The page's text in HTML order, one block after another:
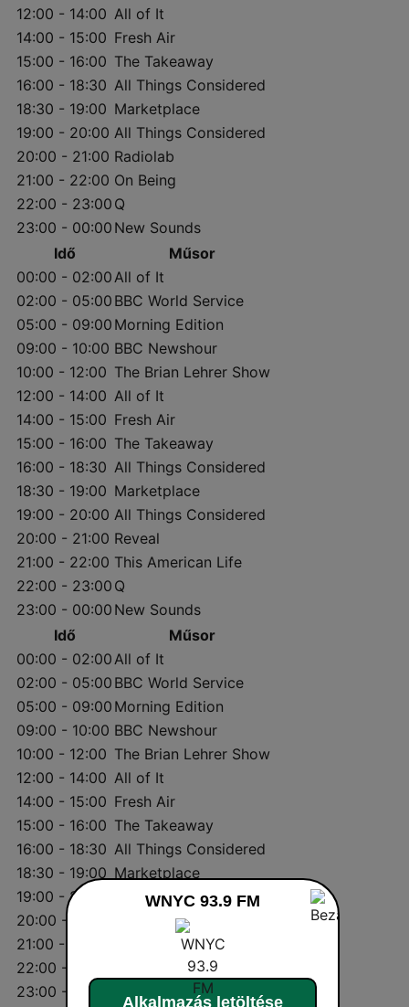
12:00 - 14:00 All of It
14:00 - 15:00 Fresh Air
15:00 - 16:00 The Takeaway
16:00 - 18:30 All Things Considered
18:30 - 19:00 Marketplace
19:00 - 20:00 All Things Considered
20:00 - 21:00 Radiolab
21:00 - 22:00 On Being
22:00 - 23:00 Q
23:00 - 00:00 New Sounds
Idő
Műsor
00:00 - 02:00All of It
02:00 - 05:00 BBC World Service
05:00 - 09:00 Morning Edition
09:00 - 10:00 BBC Newshour
10:00 - 12:00 The Brian Lehrer Show
12:00 - 14:00 All of It
14:00 - 15:00 Fresh Air
15:00 - 16:00 The Takeaway
16:00 - 18:30 All Things Considered
18:30 - 19:00 Marketplace
19:00 - 20:00 All Things Considered
20:00 - 21:00 Reveal
21:00 - 22:00 This American Life
22:00 - 23:00 Q
23:00 - 00:00 New Sounds
Idő
Műsor
00:00 - 02:00All of It
02:00 - 05:00 BBC World Service
05:00 - 09:00 Morning Edition
09:00 - 10:00 BBC Newshour
10:00 - 12:00 The Brian Lehrer Show
12:00 - 14:00 All of It
14:00 - 15:00 Fresh Air
15:00 - 16:00 The Takeaway
16:00 - 18:30 All Things Considered
18:30 - 19:00 Marketplace
19:00 - 20:00
All Things Considered
20:00 - 21:00
The Moth Radio Hour
21:00 - 22:00
TED Radio Hour
22:00 - 23:00
23:00 - 00:00
New Sounds
WNYC 93.9 FM
Alkalmazás letöltése